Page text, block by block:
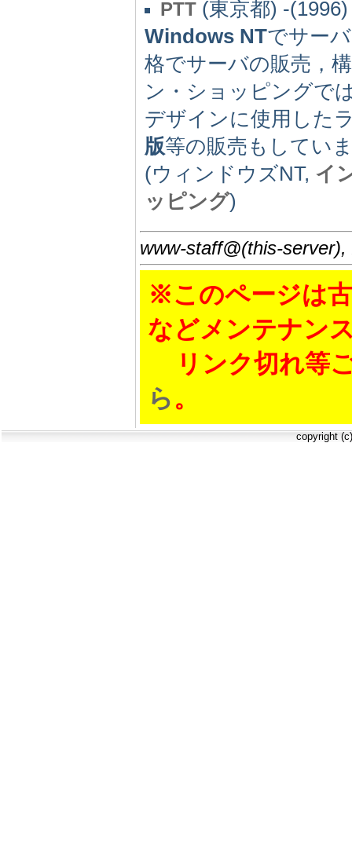
PTT (東京都) -(1996)
Windows NTでサー
格でサーバの販売，
ン・ショッピングで
デザインに使用した
版等の販売もしてい
(ウィンドウズNT, イ
ッピング)
www-staff@(this-
※このページは
などメンテナン
リンク切れ等
ら。
copyright